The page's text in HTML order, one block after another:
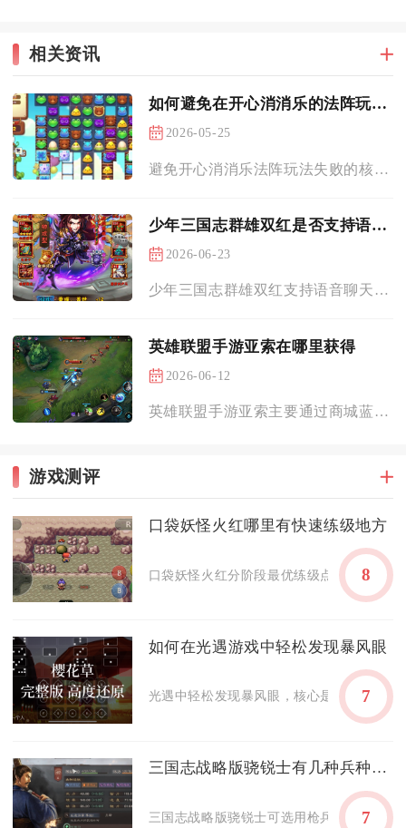
相关资讯
如何避免在开心消消乐的法阵玩法中的失败
2026-05-25
避免开心消消乐法阵玩法失败的核心，是把控法阵翻转周期、优先清...
少年三国志群雄双红是否支持语音聊天
2026-06-23
少年三国志群雄双红支持语音聊天，该功能覆盖聊天频道、军团留言...
英雄联盟手游亚索在哪里获得
2026-06-12
英雄联盟手游亚索主要通过商城蓝色精粹购买、新手任务自选法球获...
游戏测评
口袋妖怪火红哪里有快速练级地方
口袋妖怪火红分阶段最优练级点位：前期
8
如何在光遇游戏中轻松发现暴风眼
光遇中轻松发现暴风眼，核心是先解锁全部
7
三国志战略版骁锐士有几种兵种可选
三国志战略版骁锐士可选用枪兵、骑兵、
7